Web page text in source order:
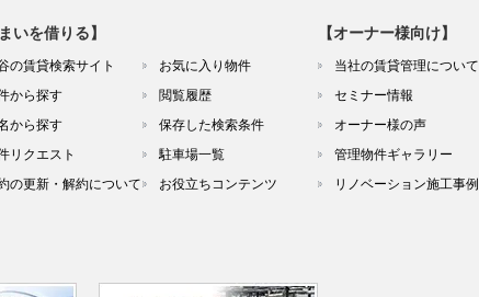
いを借りる】
の賃貸検索サイト
から探す
から探す
リクエスト
の更新・解約について
お気に入り物件
閲覧履歴
保存した検索条件
駐車場一覧
お役立ちコンテンツ
【オーナー様向け】
当社の賃貸管理について
セミナー情報
オーナー様の声
管理物件ギャラリー
リノベーション施工事例